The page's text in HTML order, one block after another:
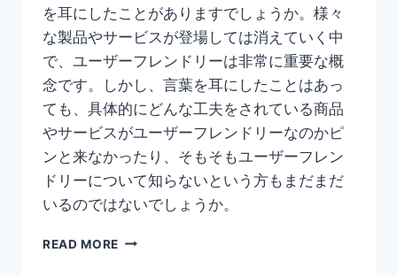
を耳にしたことがありますでしょうか。様々
な製品やサービスが登場しては消えていく中
で、ユーザーフレンドリーは非常に重要な概
念です。しかし、言葉を耳にしたことはあっ
ても、具体的にどんな工夫をされている商品
やサービスがユーザーフレンドリーなのかピ
ンと来なかったり、そもそもユーザーフレン
ドリーについて知らないという方もまだまだ
いるのではないでしょうか。
READ MORE 【い